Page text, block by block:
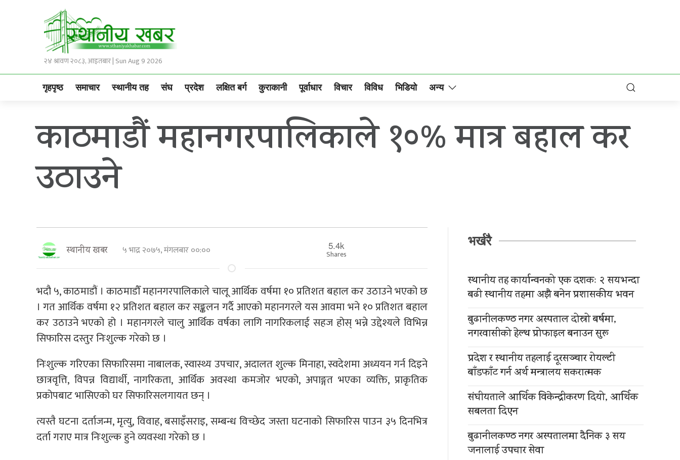
२४ श्रावण २०८३, आइतबार | Sun Aug 9 2026
गृहपृष्ठ समाचार स्थानीय तह संघ प्रदेश लक्षित बर्ग कुराकानी पूर्वाधार विचार विविध भिडियो अन्य
काठमाडौं महानगरपालिकाले १०% मात्र बहाल कर
उठाउने
स्थानीय खबर ५ भाद्र २०७५, मंगलबार ००:०० 5.4k
Shares
भदौ ५, काठमाडौं । काठमाडौँ महानगरपालिकाले चालू आर्थिक वर्षमा १० प्रतिशत बहाल कर उठाउने भएको छ
। गत आर्थिक वर्षमा १२ प्रतिशत बहाल कर सङ्कलन गर्दै आएको महानगरले यस आवमा भने १० प्रतिशत बहाल
कर उठाउने भएको हो । महानगरले चालु आर्थिक वर्षका लागि नागरिकलाई सहज होस् भन्ने उद्देश्यले विभिन्न
सिफारिस दस्तुर निःशुल्क गरेको छ ।
निःशुल्क गरिएका सिफारिसमा नाबालक, स्वास्थ्य उपचार, अदालत शुल्क मिनाहा, स्वदेशमा अध्ययन गर्न दिइने
छात्रवृत्ति, विपन्न विद्यार्थी, नागरिकता, आर्थिक अवस्था कमजोर भएको, अपाङ्गत भएका व्यक्ति, प्राकृतिक
प्रकोपबाट भासिएको घर सिफारिसलगायत छन् ।
त्यस्तै घटना दर्ताजन्म, मृत्यु, विवाह, बसाइँसराइ, सम्बन्ध विच्छेद जस्ता घटनाको सिफारिस पाउन ३५ दिनभित्र
दर्ता गराए मात्र निःशुल्क हुने व्यवस्था गरेको छ ।
भर्खरै
स्थानीय तह कार्यान्वनको एक दशकः २ सयभन्दा
बढी स्थानीय तहमा अझै बनेन प्रशासकीय भवन
बुढानीलकण्ठ नगर अस्पताल दोस्रो बर्षमा,
नगरवासीको हेल्थ प्रोफाइल बनाउन सुरू
प्रदेश र स्थानीय तहलाई दूरसञ्चार रोयल्टी
बाँडफाँट गर्न अर्थ मन्त्रालय सकरात्मक
संघीयताले आर्थिक विकेन्द्रीकरण दियो, आर्थिक
सबलता दिएन
बुढानीलकण्ठ नगर अस्पतालमा दैनिक ३ सय
जनालाई उपचार सेवा